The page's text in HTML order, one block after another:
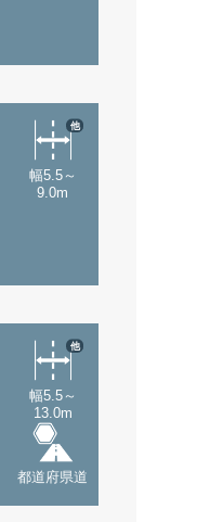
幅5.5～
9.0m
他
幅5.5～
13.0m
他
都道府県道